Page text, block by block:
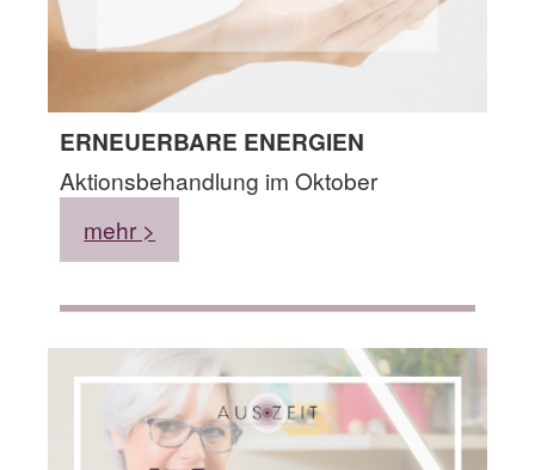
ERNEUERBARE ENERGIEN
Aktionsbehandlung im Oktober
mehr >